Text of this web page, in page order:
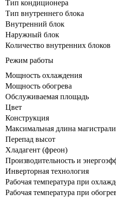
Тип кондиционера
Тип внутреннего блока
Внутренний блок
Наружный блок
Количество внутренних блоков
Режим работы
Мощность охлаждения
Мощность обогрева
Обслуживаемая площадь
Цвет
Конструкция
Максимальная длина магистрали
Перепад высот
Хладагент (фреон)
Производительность и
Инверторная технология
Рабочая температура при
Рабочая температура при